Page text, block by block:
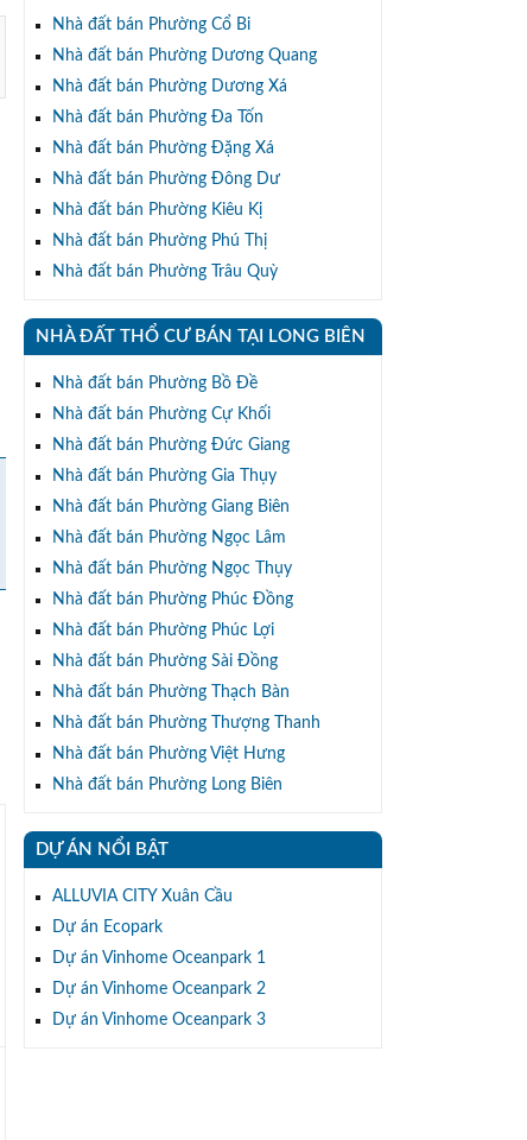
Nhà đất bán Phường Cổ Bi
Nhà đất bán Phường Dương Quang
Nhà đất bán Phường Dương Xá
Nhà đất bán Phường Đa Tốn
Nhà đất bán Phường Đặng Xá
Nhà đất bán Phường Đông Dư
Nhà đất bán Phường Kiêu Kị
Nhà đất bán Phường Phú Thị
Nhà đất bán Phường Trâu Quỳ
NHÀ ĐẤT THỔ CƯ BÁN TẠI LONG BIÊN
Nhà đất bán Phường Bồ Đề
Nhà đất bán Phường Cự Khối
Nhà đất bán Phường Đức Giang
Nhà đất bán Phường Gia Thụy
Nhà đất bán Phường Giang Biên
Nhà đất bán Phường Ngọc Lâm
Nhà đất bán Phường Ngọc Thụy
Nhà đất bán Phường Phúc Đồng
Nhà đất bán Phường Phúc Lợi
Nhà đất bán Phường Sài Đồng
Nhà đất bán Phường Thạch Bàn
Nhà đất bán Phường Thượng Thanh
Nhà đất bán Phường Việt Hưng
Nhà đất bán Phường Long Biên
DỰ ÁN NỔI BẬT
ALLUVIA CITY Xuân Cầu
Dự án Ecopark
Dự án Vinhome Oceanpark 1
Dự án Vinhome Oceanpark 2
Dự án Vinhome Oceanpark 3